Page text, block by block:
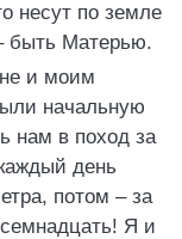
несут по земле
быть Матерью.
и моим
начальную
нам в поход за
день
потом – за
Я и